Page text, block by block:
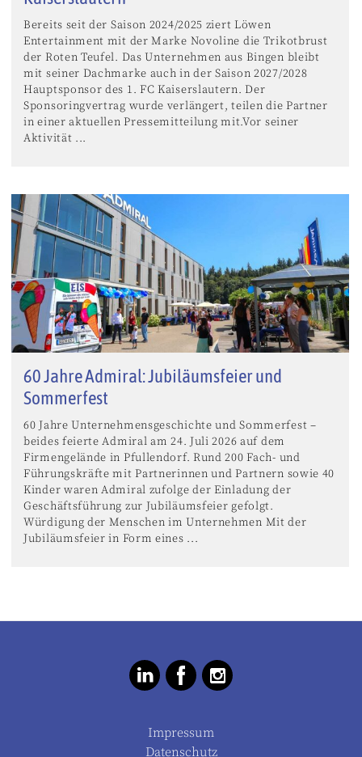
Bereits seit der Saison 2024/2025 ziert Löwen
Entertainment mit der Marke Novoline die Trikotbrust
der Roten Teufel. Das Unternehmen aus Bingen bleibt
mit seiner Dachmarke auch in der Saison 2027/2028
Hauptsponsor des 1. FC Kaiserslautern. Der
Sponsoringvertrag wurde verlängert, teilen die Partner
in einer aktuellen Pressemitteilung mit.Vor seiner
Aktivität ...
60 Jahre Admiral: Jubiläumsfeier und
Sommerfest
60 Jahre Unternehmensgeschichte und Sommerfest –
beides feierte Admiral am 24. Juli 2026 auf dem
Firmengelände in Pfullendorf. Rund 200 Fach- und
Führungskräfte mit Partnerinnen und Partnern sowie 40
Kinder waren Admiral zufolge der Einladung der
Geschäftsführung zur Jubiläumsfeier gefolgt.
Würdigung der Menschen im Unternehmen Mit der
Jubiläumsfeier in Form eines ...
Impressum
Datenschutz